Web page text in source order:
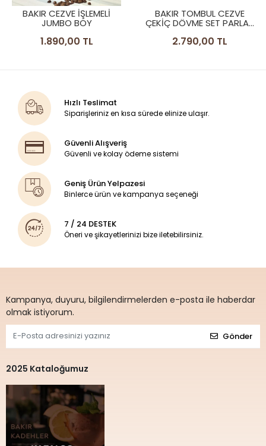
BAKIR CEZVE İŞLEMELİ
JUMBO BOY
1.890,00 TL
BAKIR TOMBUL CEZVE
ÇEKİÇ DÖVME SET PARLAK
2.790,00 TL
Hızlı Teslimat
Siparişleriniz en kısa sürede elinize ulaşır.
Güvenli Alışveriş
Güvenli ve kolay ödeme sistemi
Geniş Ürün Yelpazesi
Binlerce ürün ve kampanya seçeneği
7 / 24 DESTEK
Öneri ve şikayetlerinizi bize iletebilirsiniz.
Kampanya, duyuru, bilgilendirmelerden e-posta ile haberdar
olmak istiyorum.
Gönder
2025 Kataloğumuz